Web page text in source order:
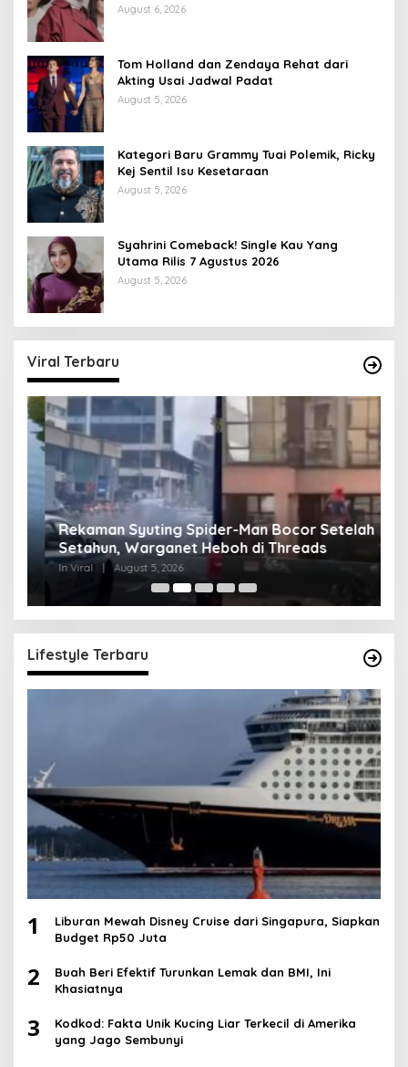
August 6, 2026
Tom Holland dan Zendaya Rehat dari
Akting Usai Jadwal Padat
August 5, 2026
Kategori Baru Grammy Tuai Polemik, Ricky
Kej Sentil Isu Kesetaraan
August 5, 2026
Syahrini Comeback! Single Kau Yang
Utama Rilis 7 Agustus 2026
August 5, 2026
Viral Terbaru
Rekaman Syuting Spider-Man Bocor Setelah
Setahun, Warganet Heboh di Threads
In Viral | August 5, 2026
Lifestyle Terbaru
1
Liburan Mewah Disney Cruise dari Singapura, Siapkan
Budget Rp50 Juta
2
Buah Beri Efektif Turunkan Lemak dan BMI, Ini
Khasiatnya
3
Kodkod: Fakta Unik Kucing Liar Terkecil di Amerika
yang Jago Sembunyi